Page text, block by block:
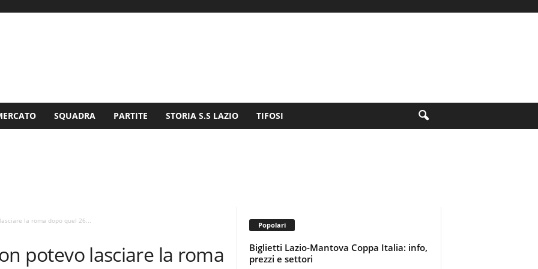
SQUADRA PARTITE STORIA S.S LAZIO TIFOSI
la roma dopo quel 26...
potevo lasciare la roma
Popolari
Biglietti Lazio-Mantova Coppa Italia: info,
prezzi e settori